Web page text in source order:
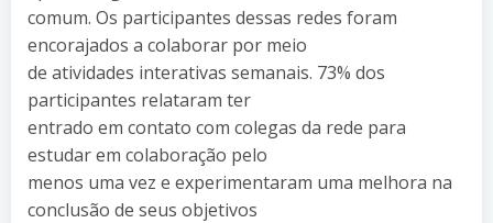
comum. Os participantes dessas redes foram
encorajados a colaborar por meio
de atividades interativas semanais. 73% dos
participantes relataram ter
entrado em contato com colegas da rede para
estudar em colaboração pelo
menos uma vez e experimentaram uma melhora na
conclusão de seus objetivos